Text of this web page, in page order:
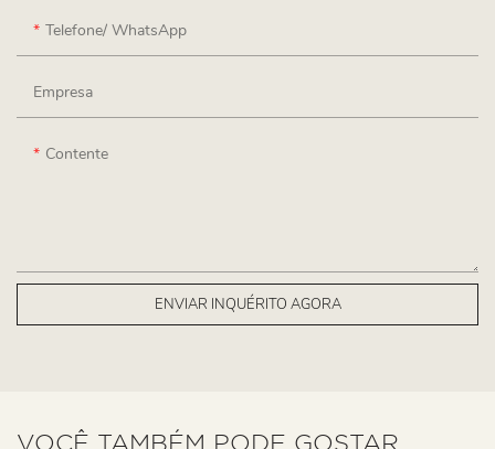
Telefone/ WhatsApp
Empresa
Contente
ENVIAR INQUÉRITO AGORA
VOCÊ TAMBÉM PODE GOSTAR